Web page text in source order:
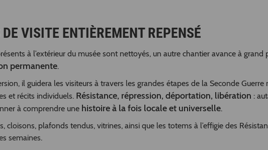
VISITE ENTIÈREMENT REPENSÉ
à l’extérieur du musée sont nettoyés, un autre chantier avance à grand
permanente.
il guidera les visiteurs à travers les grandes étapes de la Seconde Guerre
et récits individuels. Résistance, répression, déportation, libération :
à comprendre une histoire à la fois locale et universelle.
cloisons, plafonds tendus, vitrines, ainsi que les totems à l’effigie des
semaines.